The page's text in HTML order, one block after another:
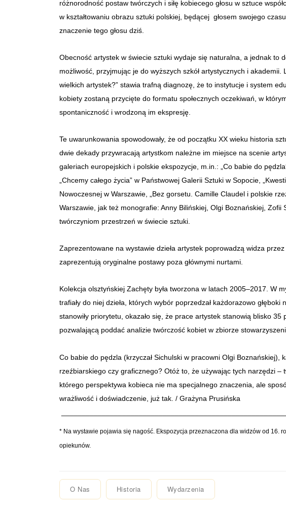
różnorodność postaw twórczych i siłę kobiecego głosu w sztuce
w kształtowaniu obrazu sztuki polskiej, będącej głosem swojego
znaczenie tego głosu dziś.
Obecność artystek w świecie sztuki wydaje się naturalna, a jednak to
możliwość, przyjmując je do wyższych szkół artystycznych i akademii.
wielkich artystek?” stawia trafną diagnozę, że to instytucje i system
kobiety zostaną przycięte do formatu społecznych oczekiwań, w
spontaniczność i wrodzoną im ekspresję.
Te uwarunkowania spowodowały, że od początku XX wieku historia
dwie dekady przywracają artystkom należne im miejsce na scenie
galeriach europejskich i polskie ekspozycje, m.in.: „Co babie do
„Chcemy całego życia” w Państwowej Galerii Sztuki w Sopocie,
Nowoczesnej w Warszawie, „Bez gorsetu. Camille Claudel i polskie
Warszawie, jak też monografie: Anny Bilińskiej, Olgi Boznańskiej, Zofii
twórczyniom przestrzeń w świecie sztuki.
Zaprezentowane na wystawie dzieła artystek poprowadzą widza
zaprezentują oryginalne postawy poza głównymi nurtami.
Kolekcja olsztyńskiej Zachęty była tworzona w latach 2005–2017. W
trafiały do niej dzieła, których wybór poprzedzał każdorazowo
stanowiły priorytetu, okazało się, że prace artystek stanowią blisko
pozwalającą poddać analizie twórczość kobiet w zbiorze
Co babie do pędzla (krzyczał Sichulski w pracowni Olgi Boznańskiej),
rzeźbiarskiego czy graficznego? Otóż to, że używając tych narzędzi
którego perspektywa kobieca nie ma specjalnego znaczenia, ale
wrażliwość i doświadczenie, już tak. / Grażyna Prusińska
* Na wystawie pojawia się nagość. Ekspozycja przeznaczona dla widzów od 16.
opiekunów.
O Nas Historia Wydarzenia